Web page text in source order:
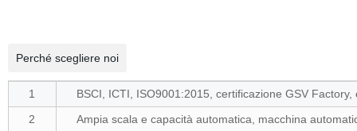
Perché scegliere noi
1
BSCI, ICTI, ISO9001:2015, certificazione GSV
2
Ampia scala e capacità automatica, macchina